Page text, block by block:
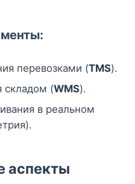
перевозками (TMS).
складом (WMS).
в реальном
аспекты